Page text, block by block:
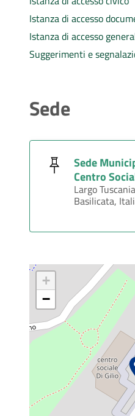
Istanza di accesso
Istanza di accesso
Suggerimenti e
Sede
Sede
Centro
Largo
Basilicata,
+
−